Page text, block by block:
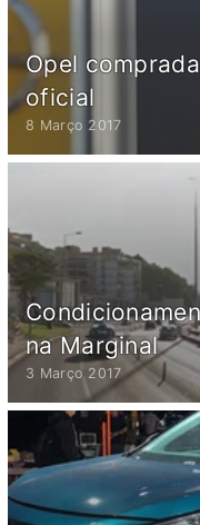
Opel
oficial
8 Março 2017
na Marginal
3 Março 2017